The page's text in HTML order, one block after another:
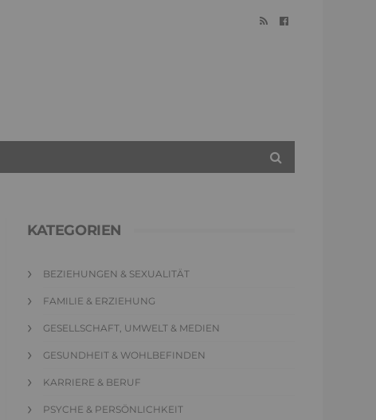
KATEGORIEN
BEZIEHUNGEN & SEXUALITÄT
FAMILIE & ERZIEHUNG
GESELLSCHAFT, UMWELT & MEDIEN
GESUNDHEIT & WOHLBEFINDEN
KARRIERE & BERUF
PSYCHE & PERSÖNLICHKEIT